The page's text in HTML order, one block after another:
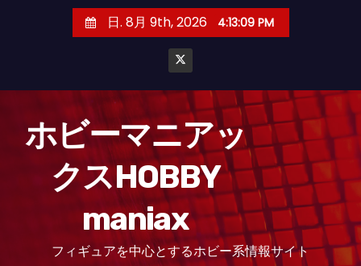
日. 8月 9th, 2026 4:13:10 PM
ホビーマニアッ
クスHOBBY
maniax
フィギュアを中心とするホビー系情報サイト